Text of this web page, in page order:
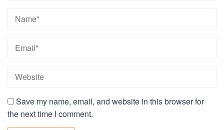
Save my name, email, and website in this browser for
the next time I comment.